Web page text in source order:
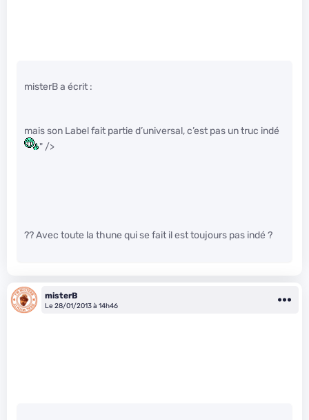
misterB a écrit :
mais son Label fait partie d’universal, c’est pas un truc indé
" />
?? Avec toute la thune qui se fait il est toujours pas indé ?
misterB
Le 28/01/2013 à 14h46